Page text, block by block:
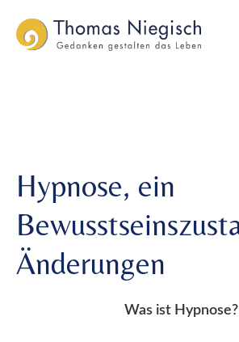
to
to
Hypnose, ein
für Änderungen
Hypnose, ein
Änderungen
Was ist Hypnose?